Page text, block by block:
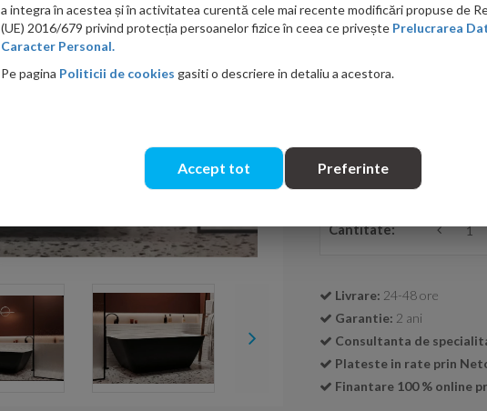
RON
cos.
Cantitate:
Livrare: 24-48 ore
Garantie: 2 ani
Consultanta de
Plateste in rate prin
Finantare 100 % online
a integra în acestea și în activitatea curentă cele mai recente modificări propuse de
(UE) 2016/679 privind protecția persoanelor fizice în ceea ce privește Prelucrarea
Caracter Personal.
Pe pagina Politicii de cookies gasiti o descriere in detaliu a acestora.
Accept tot Preferinte